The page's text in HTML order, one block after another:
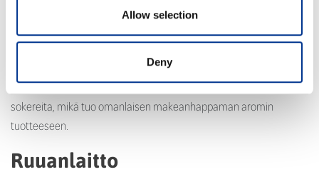
Allow selection
Deny
Balsamietikka valmistetaan valko- tai punaviinietikasta ja kokoon
keitetystä rypälemehusta. Valmistukseen kuulu neljä vaihetta –
sadonkorjuu, rypäleiden murskaaminen, rypälemehun
tiivistäminen ja kypsyttäminen – joiden seurauksena syntyy
hedelmäistä, täyteläistä balsamietikkaa. Balsamietikassa on
sokereita, mikä tuo omanlaisen makeanhappaman aromin
tuotteeseen.
Ruuanlaitto